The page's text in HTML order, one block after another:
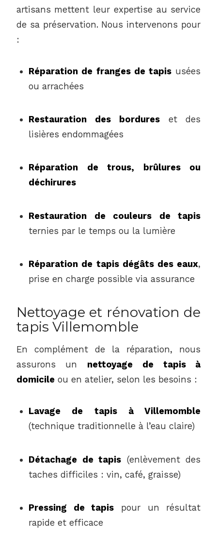
artisans mettent leur expertise au service
de sa préservation. Nous intervenons pour
:
Réparation de franges de tapis usées
ou arrachées
Restauration des bordureset des
lisières endommagées
Réparation de trous, brûlures ou
déchirures
Restauration de couleurs de tapis
ternies par le temps ou la lumière
Réparation de tapis dégâts des eaux,
prise en charge possible via assurance
Nettoyage et rénovation de
tapis Villemomble
En complément de la réparation, nous
assurons un nettoyage de tapis à
domicileou en atelier, selon les besoins :
Lavage de tapis à Villemomble
(technique traditionnelle à l’eau claire)
Détachage de tapis (enlèvement des
taches difficiles : vin, café, graisse)
Pressing de tapis pour un résultat
rapide et efficace